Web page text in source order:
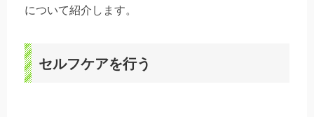
について紹介します。
セルフケアを行う